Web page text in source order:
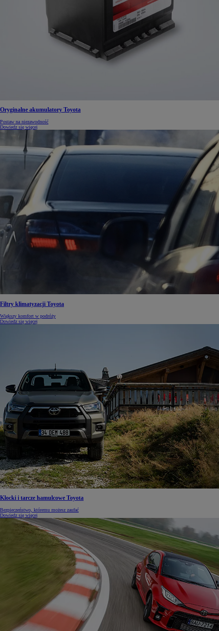
Oryginalne akumulatory Toyota
Postaw na niezawodność
Dowiedz się więcej
Filtry klimatyzacji Toyota
Większy komfort w podróży
Dowiedz się więcej
Klocki i tarcze hamulcowe Toyota
Bezpieczeństwo, któremu możesz zaufać
Dowiedz się więcej